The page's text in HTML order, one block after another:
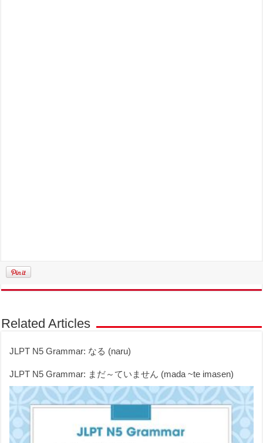
Related Articles
JLPT N5 Grammar: なる (naru)
JLPT N5 Grammar: まだ～ていません (mada ~te imasen)